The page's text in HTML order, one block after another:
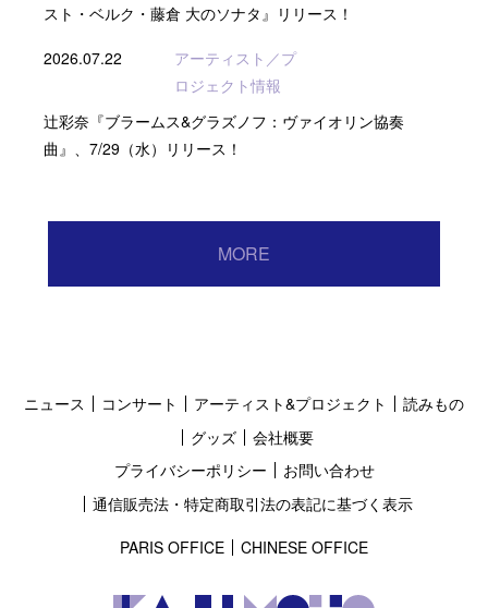
スト・ベルク・藤倉 大のソナタ』リリース！
2026.07.22
アーティスト／プ
ロジェクト情報
辻彩奈『ブラームス&グラズノフ：ヴァイオリン協奏
曲』、7/29（水）リリース！
MORE
ニュース コンサート アーティスト&プロジェクト
読みもの
グッズ
会社概要
プライバシーポリシー
お問い合わせ
通信販売法・特定商取引法の表記に基づく表示
PARIS OFFICE
CHINESE OFFICE